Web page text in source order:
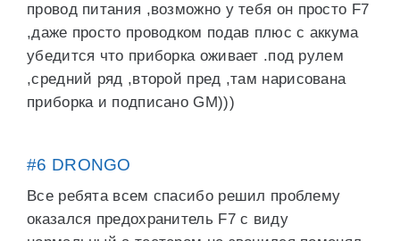
провод питания ,возможно у тебя он просто F7
,даже просто проводком подав плюс с аккума
убедится что приборка оживает .под рулем
,средний ряд ,второй пред ,там нарисована
приборка и подписано GM)))
#6 DRONGO
Все ребята всем спасибо решил проблему
оказался предохранитель F7 с виду